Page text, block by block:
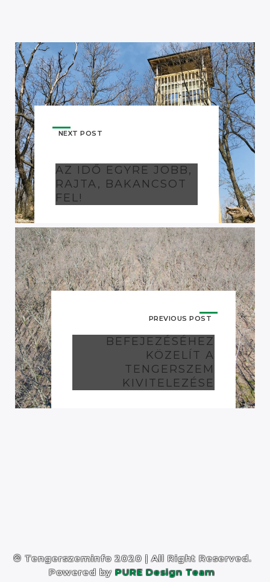
NEXT POST
AZ IDŐ EGYRE JOBB,
RAJTA, BAKANCSOT
FEL!
PREVIOUS POST
BEFEJEZÉSÉHEZ
KÖZELÍT A
TENGERSZEM
KIVITELEZÉSE
© Tengerszeminfo 2020 | All Right Reserved.
Powered by PURE Design Team